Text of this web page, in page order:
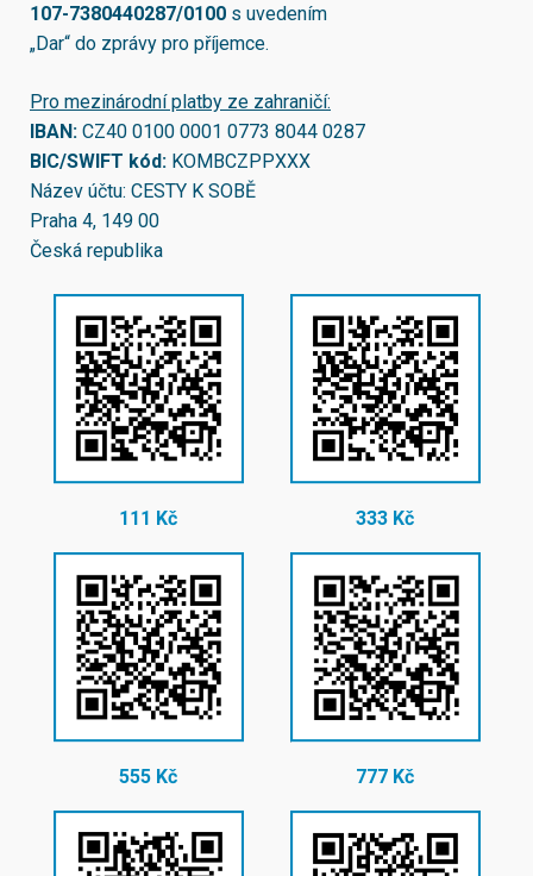
107-7380440287/0100 s uvedením
„Dar“ do zprávy pro příjemce.
Pro mezinárodní platby ze zahraničí:
IBAN: CZ40 0100 0001 0773 8044 0287
BIC/SWIFT kód: KOMBCZPPXXX
Název účtu: CESTY K SOBĚ
Praha 4, 149 00
Česká republika
111 Kč 333 Kč
555 Kč 777 Kč